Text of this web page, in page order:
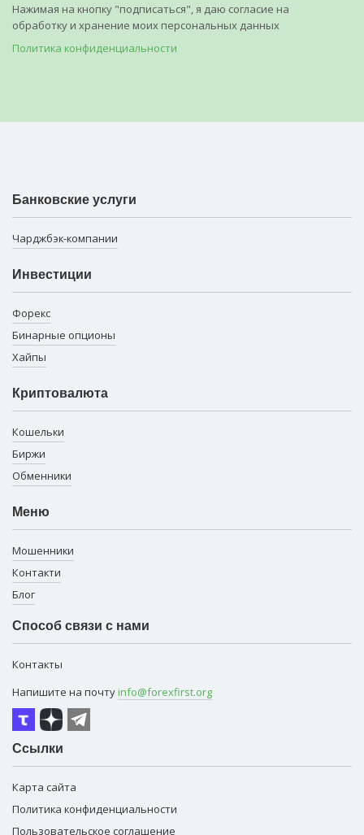
Нажимая на кнопку "подписаться", я даю согласие на
обработку и хранение моих персональных данных
Политика конфиденциальности
Банковские услуги
Чарджбэк-компании
Инвестиции
Форекс
Бинарные опционы
Хайпы
Криптовалюта
Кошельки
Биржи
Обменники
Меню
Мошенники
Контакти
Блог
Способ связи с нами
Контакты
Напишите на почту info@forexfirst.org
Ссылки
Карта сайта
Политика конфиденциальности
Пользовательское соглашение